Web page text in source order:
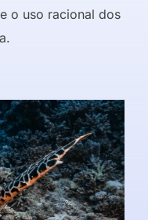
o uso racional dos